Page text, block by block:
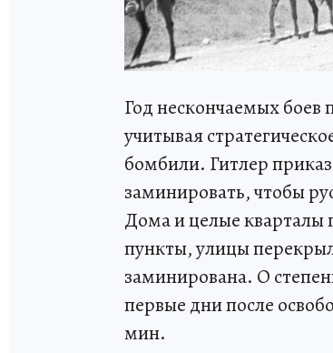
Год нескончаемых
учитывая
бомбили. Гитлер
заминировать, чтобы
Дома и целые кварталы
пункты, улицы
заминирована. О
первые дни после
мин.